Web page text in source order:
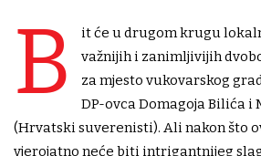
B
it će u drugom krugu
važnijih i zanimljivijih
za mjesto vukovarskog
DP-ovca Domagoja Bilića i
(Hrvatski suverenisti). Ali nakon što
vjerojatno neće biti intrigantnijeg